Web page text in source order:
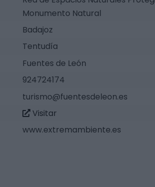
Monumento Natural
Badajoz
Tentudía
Fuentes de León
924724174
turismo@fuentesdeleon.es
Visitar
www.extremambiente.es